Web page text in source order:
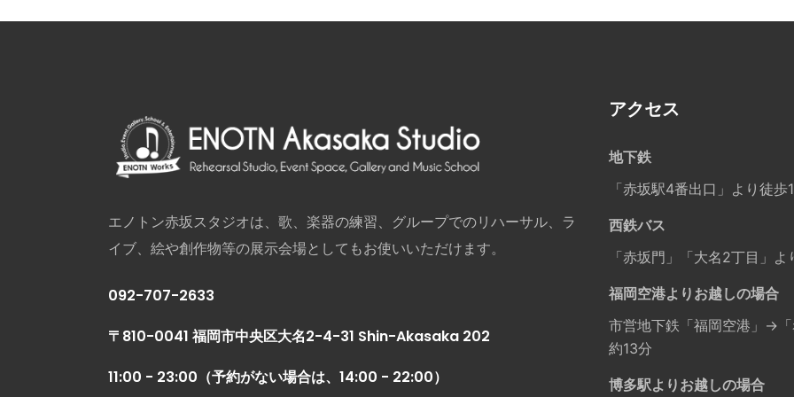
エノトン赤坂スタジオは、歌、楽器の練習、グループでのリハーサル、ラ
イブ、絵や創作物等の展示会場としてもお使いいただけます。
092-707-2633
〒810-0041 福岡市中央区大名2-4-31 Shin-Akasaka 202
11:00 - 23:00（予約がない場合は、14:00 - 22:00）
アクセス
地下鉄
「赤坂駅4番出口」より徒歩
西鉄バス
「赤坂門」「大名2丁目」よ
福岡空港よりお越しの場合
市営地下鉄「福岡空港」→「
約13分
博多駅よりお越しの場合